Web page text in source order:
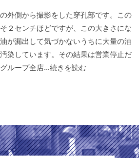
外側から撮影をした穿孔部です。この
２センチほどですが、この大きさにな
が漏出して気づかないうちに大量の油
染しています。その結果は営業停止だ
ループ全店…続きを読む